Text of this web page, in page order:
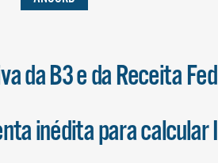
da B3 e da Receita
inédita para calcular